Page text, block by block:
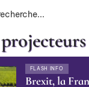
projecteurs
FLASH INFO
Brexit, la